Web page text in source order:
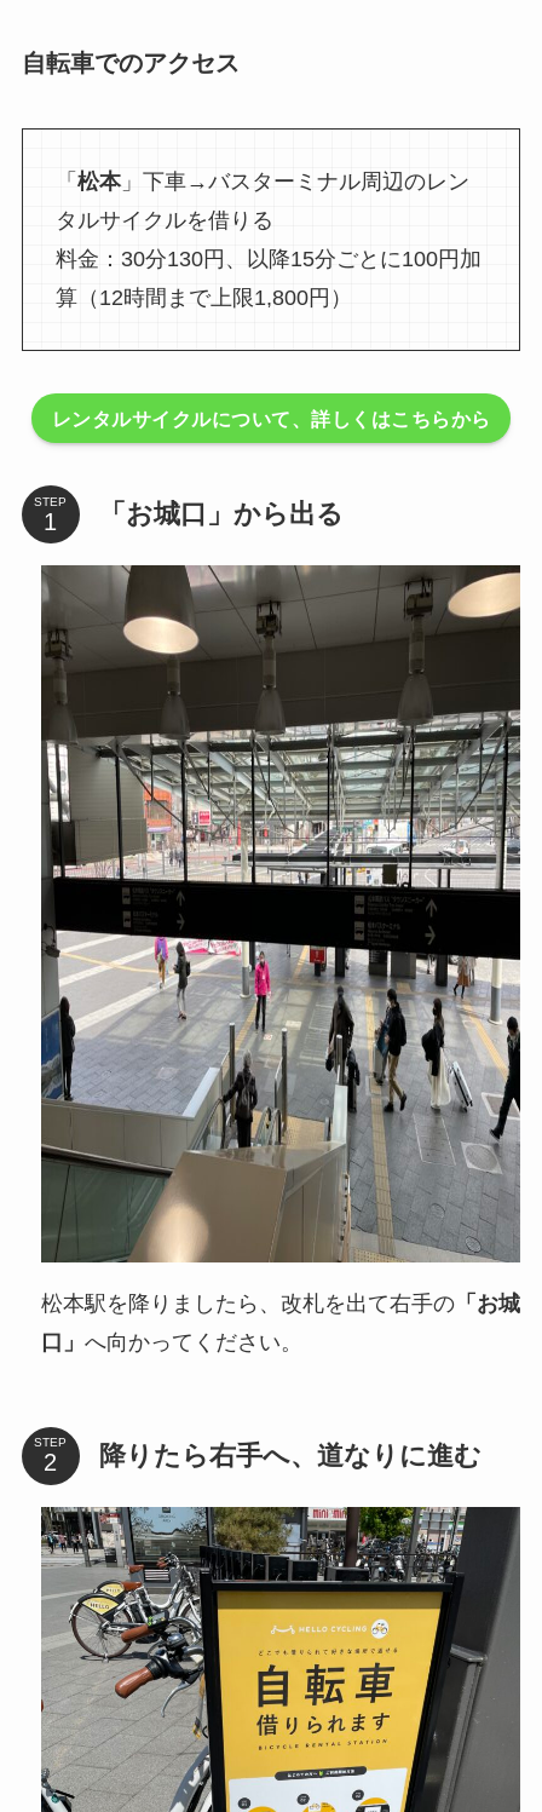
自転車でのアクセス
「 松本」下車→バスターミナル周辺のレン
タルサイクルを借りる
料金：30分130円、以降15分ごとに100円加
算（12時間まで上限1,800円）
レンタルサイクルについて、詳しくはこちらから
STEP 「お城口」から出る
松本駅を降りましたら、改札を出て右手の「お城
口」 へ向かってください。
STEP 降りたら右手へ、道なりに進む